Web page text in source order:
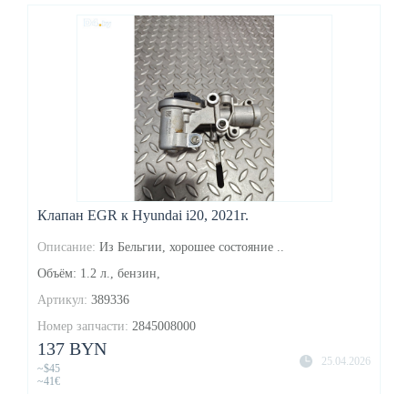
Клапан EGR к Hyundai i20, 2021г.
Описание: Из Бельгии, хорошее состояние ..
Объём: 1.2 л., бензин,
Артикул: 389336
Номер запчасти: 2845008000
25.04.2026
137 BYN
~$45
~41€